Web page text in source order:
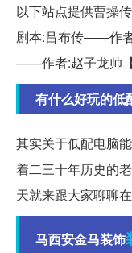
以下站点提供曹操
剧本:吕布传——作
——作者:赵子龙帅【
有什么好玩的低
其实关于低配电脑
着二三十年历史的
天就来跟大家聊聊
马西安金马装饰